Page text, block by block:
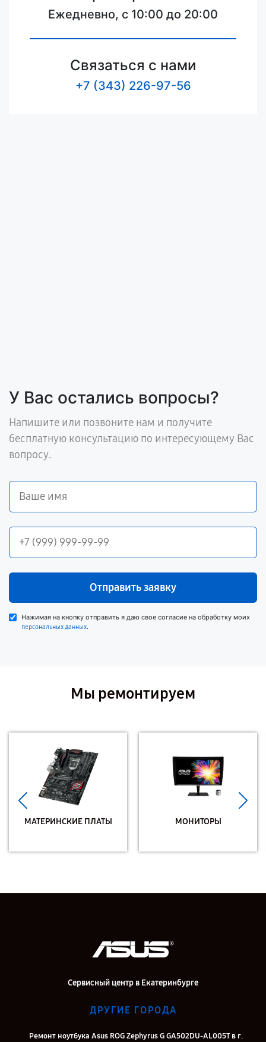
Ежедневно, с 10:00 до 20:00
Связаться с нами
+7 (343) 226-97-56
У Вас остались вопросы?
Напишите или позвоните нам и получите
бесплатную консультацию по интересующему Вас
вопросу.
Отправить заявку
Нажимая на кнопку отправить я даю свое согласие на обработку моих
персональных данных.
Мы ремонтируем
МАТЕРИНСКИЕ ПЛАТЫ МОНИТОРЫ
Сервисный центр в Екатеринбурге
ДРУГИЕ ГОРОДА
Ремонт ноутбука Asus ROG Zephyrus G GA502DU-AL005T в г.